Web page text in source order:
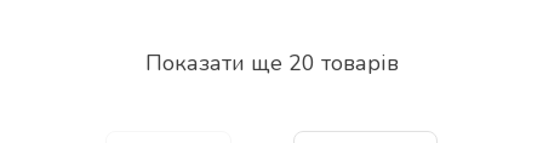
Показати ще 20 товарів